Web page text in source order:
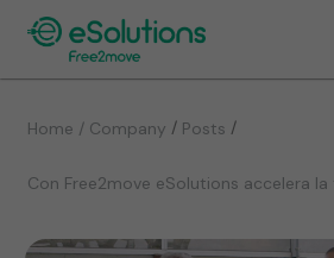
Home / Company / Posts /
Con Free2move eSolutions accelera